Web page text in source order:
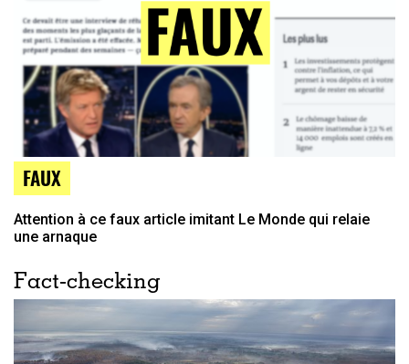
FAUX
Attention à ce faux article imitant Le Monde qui relaie
une arnaque
Fact-checking